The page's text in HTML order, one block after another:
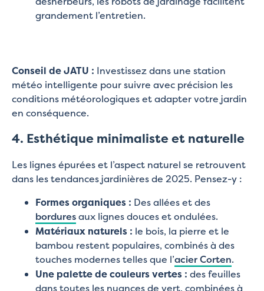
grandement l’entretien.
Conseil de JATU : Investissez dans une station
météo intelligente pour suivre avec précision les
conditions météorologiques et adapter votre jardin
en conséquence.
4. Esthétique minimaliste et naturelle
Les lignes épurées et l’aspect naturel se retrouvent
dans les tendances jardinières de 2025. Pensez-y :
Formes organiques : Des allées et des
borduresaux lignes douces et ondulées.
Matériaux naturels : le bois, la pierre et le
bambou restent populaires, combinés à des
touches modernes telles que l’acier Corten.
Une palette de couleurs vertes : des feuilles
dans toutes les nuances de vert, combinées à